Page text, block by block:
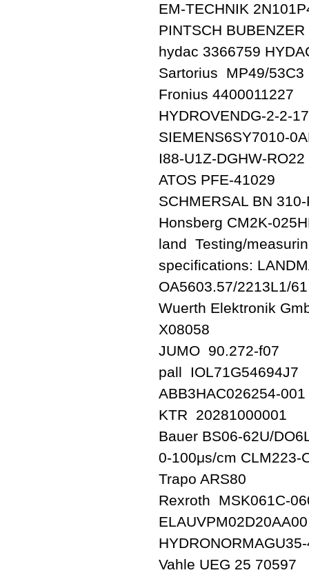
EM-TECHNIK
PINTSCH
hydac 3366759
Sartorius MP49/53C3
Fronius 4400011227
HYDROVENDG-2-2-
SIEMENS6SY7010-
I88-U1Z-DGHW-
ATOS PFE-41029
SCHMERSAL BN
Honsberg CM2K-
land Testing/
specifications:
OA5603.57/2213L1/
Wuerth Elektronik
X08058
JUMO 90.272-f07
pall IOL71G54694J7
ABB3HAC026254-001
KTR 20281000001
Bauer BS06-62U/
0-100μs/cm CLM223-
Trapo ARS80
Rexroth MSK061C-
ELAUVPM02D20AA00
Vahle UEG 25 70597